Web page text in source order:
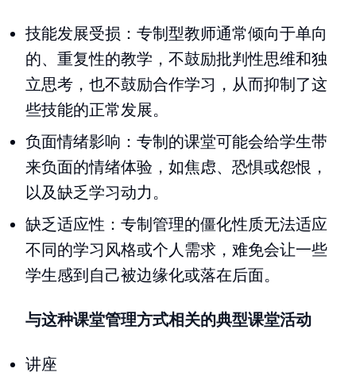
技能发展受损：专制型教师通常倾向于单向
的、重复性的教学，不鼓励批判性思维和独
立思考，也不鼓励合作学习，从而抑制了这
些技能的正常发展。
负面情绪影响：专制的课堂可能会给学生带
来负面的情绪体验，如焦虑、恐惧或怨恨，
以及缺乏学习动力。
缺乏适应性：专制管理的僵化性质无法适应
不同的学习风格或个人需求，难免会让一些
学生感到自己被边缘化或落在后面。
与这种课堂管理方式相关的典型课堂活动
讲座